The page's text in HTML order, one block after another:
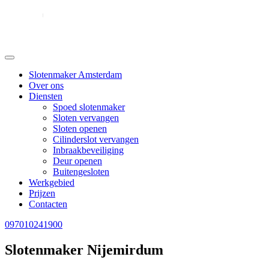
Slotenmaker Amsterdam
Over ons
Diensten
Spoed slotenmaker
Sloten vervangen
Sloten openen
Cilinderslot vervangen
Inbraakbeveiliging
Deur openen
Buitengesloten
Werkgebied
Prijzen
Contacten
097010241900
Slotenmaker Nijemirdum